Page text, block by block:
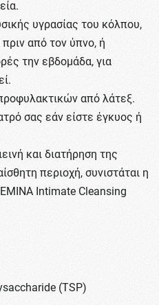
υγρασίας του κόλπου,
από τον ύπνο, ή
την εβδομάδα, για
από λάτεξ.
σας εάν είστε έγκυος ή
και διατήρηση της
περιοχή, συνιστάται η
Intimate Cleansing
(TSP)